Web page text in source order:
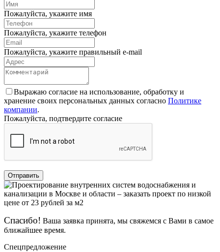
Пожалуйста, укажите имя
Пожалуйста, укажите телефон
Пожалуйста, укажите правильный e-mail
Выражаю согласие на использование, обработку и
хранение своих персональных данных согласно Политике
компании.
Пожалуйста, подтвердите согласие
Отправить
Спасибо! Ваша заявка принята, мы свяжемся с Вами в самое
ближайшее время.
Спецпредложение